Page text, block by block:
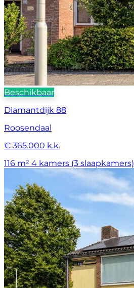
Beschikbaar
Diamantdijk 88
Roosendaal
€ 365.000 k.k.
116 m² 4 kamers (3 slaapkamers)